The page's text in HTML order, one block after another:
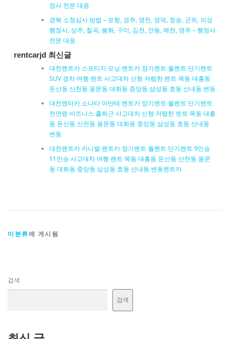
정사 전문 대응
경북 소청심사 방법 – 포항, 경주, 영천, 영덕, 청송, 군위, 의성
행정사, 상주, 칠곡, 봉화, 구미, 김천, 안동, 예천, 영주 – 행정사
전문 대응
rentcarjd 최신글
대전렌트카 스포티지·모닝 렌트카 장기렌트 월렌트 단기렌트
SUV 경차 여행 렌트 사고대차 신형 저렴한 렌트 목동 대흥동
둔산동 산천동 용문동 대화동 중앙동 삼성동 효동 산내동 변동
대전렌터카 소나타·아반테 렌트카 장기렌트 월렌트 단기렌트
전연령 비즈니스 출퇴근 사고대차 신형 저렴한 렌트 목동 대흥
동 둔산동 산천동 용문동 대화동 중앙동 삼성동 효동 산내동
변동
대전렌트카 카니발 렌트카 장기렌트 월렌트 단기렌트 9인승
11인승 사고대차 여행 렌트 목동 대흥동 둔산동 산천동 용문
동 대화동 중앙동 삼성동 효동 산내동 변동렌트카
미분류에 게시됨
검색
검색